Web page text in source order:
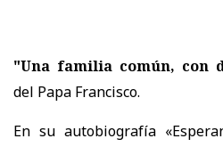
"Una familia común, con
del Papa Francisco.
En su autobiografía